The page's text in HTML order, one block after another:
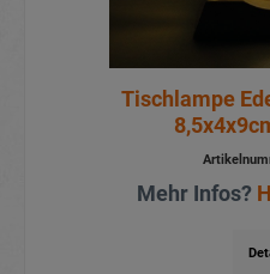
Tischlampe
Mehr Infos?